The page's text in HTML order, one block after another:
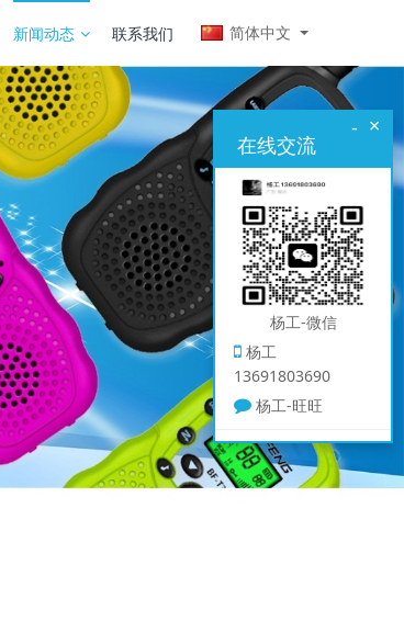
简体中文
新闻动态 联系我们
×
-
在线交流
杨工-微信
杨工
13691803690
杨工-旺旺